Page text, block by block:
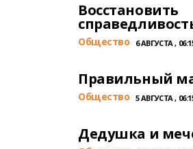
Восстановить
Общество 6 АВГУСТА ,
Правильный
Общество 5 АВГУСТА ,
Дедушка и